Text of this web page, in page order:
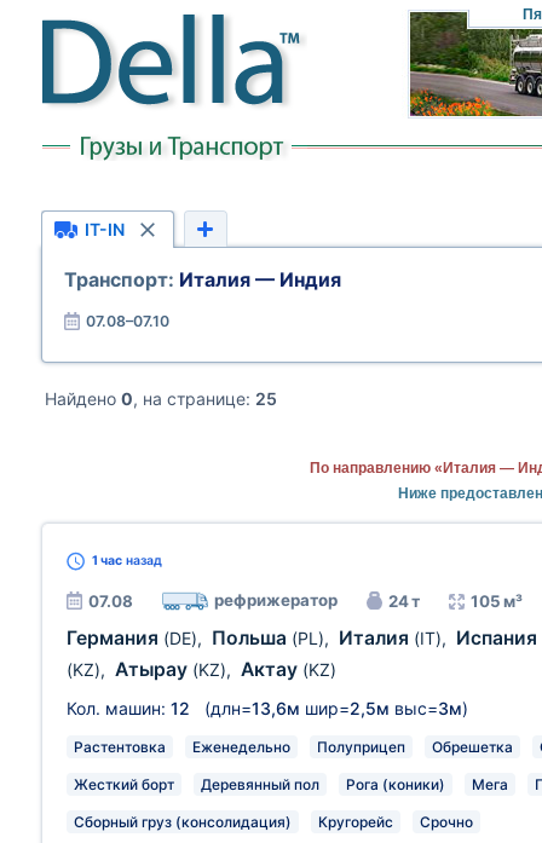
IT-IN
Транспорт: Италия — Индия
07.08–07.10
Найдено 0, на странице: 25
По направлению «Италия —
Ниже
1 час назад
07.08 рефрижератор 24 т 105 м³
Германия (DE), Польша (PL), Италия (IT), Испания
(KZ), Атырау (KZ), Актау (KZ)
Кол. машин: 12 (длн=13,6м шир=2,5м выс=3м)
Растентовка Еженедельно Полуприцеп Обрешетка
Жесткий борт Деревянный пол Рога (коники) Мега
Сборный груз (консолидация) Кругорейс Срочно